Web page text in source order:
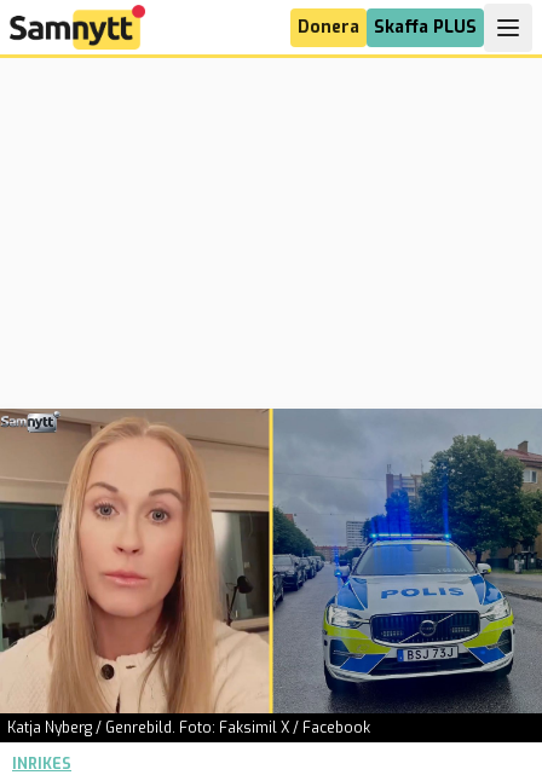
Donera Skaffa PLUS
Katja Nyberg / Genrebild. Foto: Faksimil X / Facebook
INRIKES